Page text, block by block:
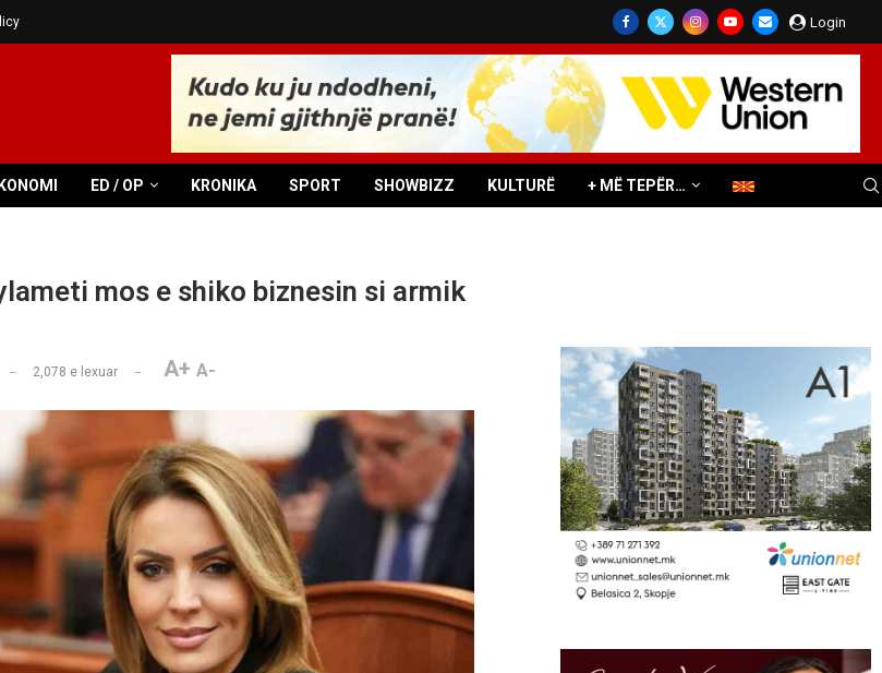
Login
ED / OP KRONIKA SPORT SHOWBIZZ KULTURË + MË TEPËR…
mos e shiko biznesin si armik
2,078 e lexuar A+ A-